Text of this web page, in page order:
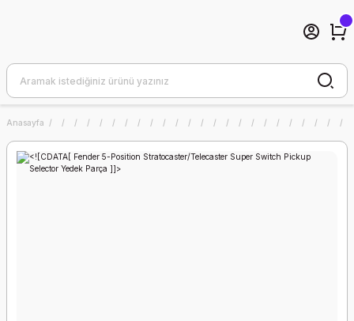
Anasayfa